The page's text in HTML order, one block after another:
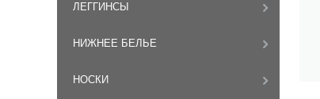
ЛЕГГИНСЫ
НИЖНЕЕ БЕЛЬЕ
НОСКИ